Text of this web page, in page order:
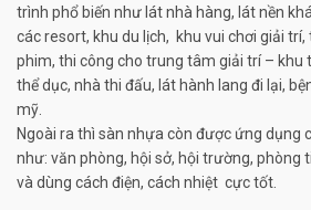
trình phổ biến như lát nhà hàng, lát nền
các resort, khu du lịch, khu vui chơi giải trí,
phim, thi công cho trung tâm giải trí – khu
thể dục, nhà thi đấu, lát hành lang đi lại,
mỹ.
Ngoài ra thì sàn nhựa còn được ứng dụng
như: văn phòng, hội sở, hội trường, phòng
và dùng cách điện, cách nhiệt cực tốt.